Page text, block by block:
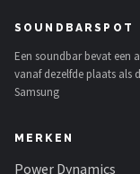
SOUNDBARSPOT
Een soundbar bevat een
vanaf dezelfde plaats als
Samsung
MERKEN
Power Dynamics